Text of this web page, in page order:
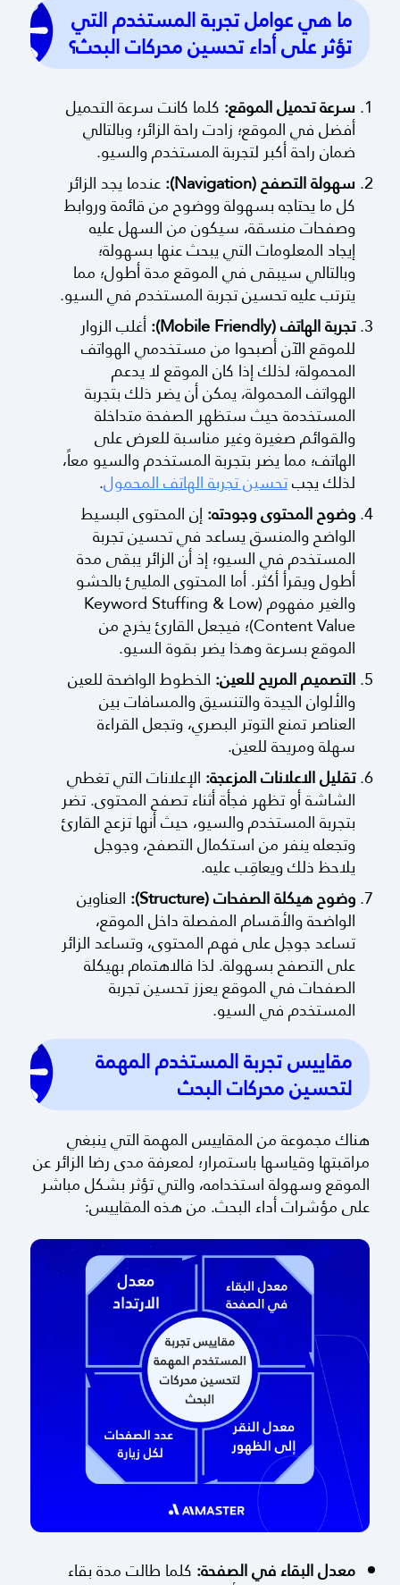
ما هي عوامل تجربة المستخدم التي
تؤثر على أداء تحسين محركات البحث؟
سرعة تحميل الموقع: كلما كانت سرعة التحميل
أفضل في الموقع؛ زادت راحة الزائر؛ وبالتالي
ضمان راحة أكبر لتجربة المستخدم والسيو.
سهولة التصفح (Navigation):
عندما يجد الزائر
كل ما يحتاجه بسهولة ووضوح من قائمة وروابط
وصفحات منسقة، سيكون من السهل عليه
إيجاد المعلومات التي يبحث عنها بسهولة؛
وبالتالي سيبقى في الموقع مدة أطول؛ مما
يترتب عليه تحسين تجربة المستخدم في السيو.
تجربة الهاتف (Mobile Friendly):
أغلب الزوار
للموقع الآن أصبحوا من مستخدمي الهواتف
المحمولة؛ لذلك إذا كان الموقع لا يدعم
الهواتف المحمولة، يمكن أن يضر ذلك بتجربة
المستخدمة حيث ستظهر الصفحة متداخلة
والقوائم صغيرة وغير مناسبة للعرض على
الهاتف؛ مما يضر بتجربة المستخدم والسيو معاً،
لذلك يجبتحسين تجربة الهاتف المحمول.
وضوح المحتوى وجودته:إن المحتوى البسيط
الواضح والمنسق يساعد في تحسين تجربة
المستخدم في السيو؛ إذ أن الزائر يبقى مدة
أطول ويقرأ أكثر. أما المحتوى المليئ بالحشو
والغير مفهوم (Keyword Stuffing & Low
Content Value)؛ فيجعل القارئ يخرج من
الموقع بسرعة وهذا يضر بقوة السيو.
التصميم المريح للعين: الخطوط الواضحة للعين
والألوان الجيدة والتنسيق والمسافات بين
العناصر تمنع التوتر البصري، وتجعل القراءة
سهلة ومريحة للعين.
تقليل الاعلانات المزعجة: الإعلانات التي تغطي
الشاشة أو تظهر فجأة أثناء تصفح المحتوى. تضر
بتجربة المستخدم والسيو، حيث أنها تزعج القارئ
وتجعله ينفر من استكمال التصفح، وجوجل
يلاحظ ذلك ويعاقِب عليه.
وضوح هيكلة الصفحات (Structure):
العناوين
الواضحة والأقسام المفصلة داخل الموقع،
تساعد جوجل على فهم المحتوى، وتساعد الزائر
على التصفح بسهولة. لذا فالاهتمام بهيكلة
الصفحات في الموقع يعزز تحسين تجربة
المستخدم في السيو.
مقاييس تجربة المستخدم المهمة
لتحسين محركات البحث
هناك مجموعة من المقاييس المهمة التي ينبغي
مراقبتها وقياسها باستمرار؛ لمعرفة مدى رضا الزائر عن
الموقع وسهولة استخدامه، والتي تؤثر بشكل مباشر
على مؤشرات أداء البحث. من هذه المقاييس:
معدل البقاء في الصفحة: كلما طالت مدة بقاء